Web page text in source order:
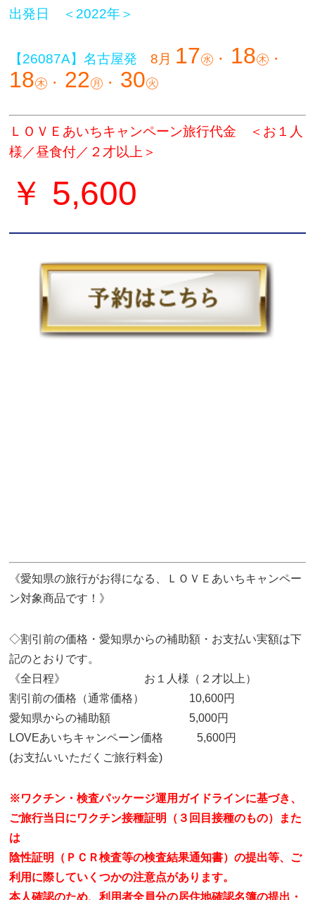
出発日 ＜2022年＞
【26087A】名古屋発8月 17㊌・ 18㊍ ・
18㊍ ・ 22㊊ ・ 30㊋
ＬＯＶＥあいちキャンペーン旅行代金 ＜お１人
様／昼食付／２才以上＞
￥ 5,600
《愛知県の旅行がお得になる、ＬＯＶＥあいちキャンペー
ン対象商品です！》
◇割引前の価格・愛知県からの補助額・お支払い実額は下
記のとおりです。
《全日程》 お１人様（２才以上）
割引前の価格（通常価格） 10,600円
愛知県からの補助額 5,000円
LOVEあいちキャンペーン価格 5,600円
(お支払いいただくご旅行料金)
※ワクチン・検査パッケージ運用ガイドラインに基づき、
ご旅行当日にワクチン接種証明（３回目接種のもの）また
は
陰性証明（ＰＣＲ検査等の検査結果通知書）の提出等、ご
利用に際していくつかの注意点があります。
本人確認のため、利用者全員分の居住地確認名簿の提出・